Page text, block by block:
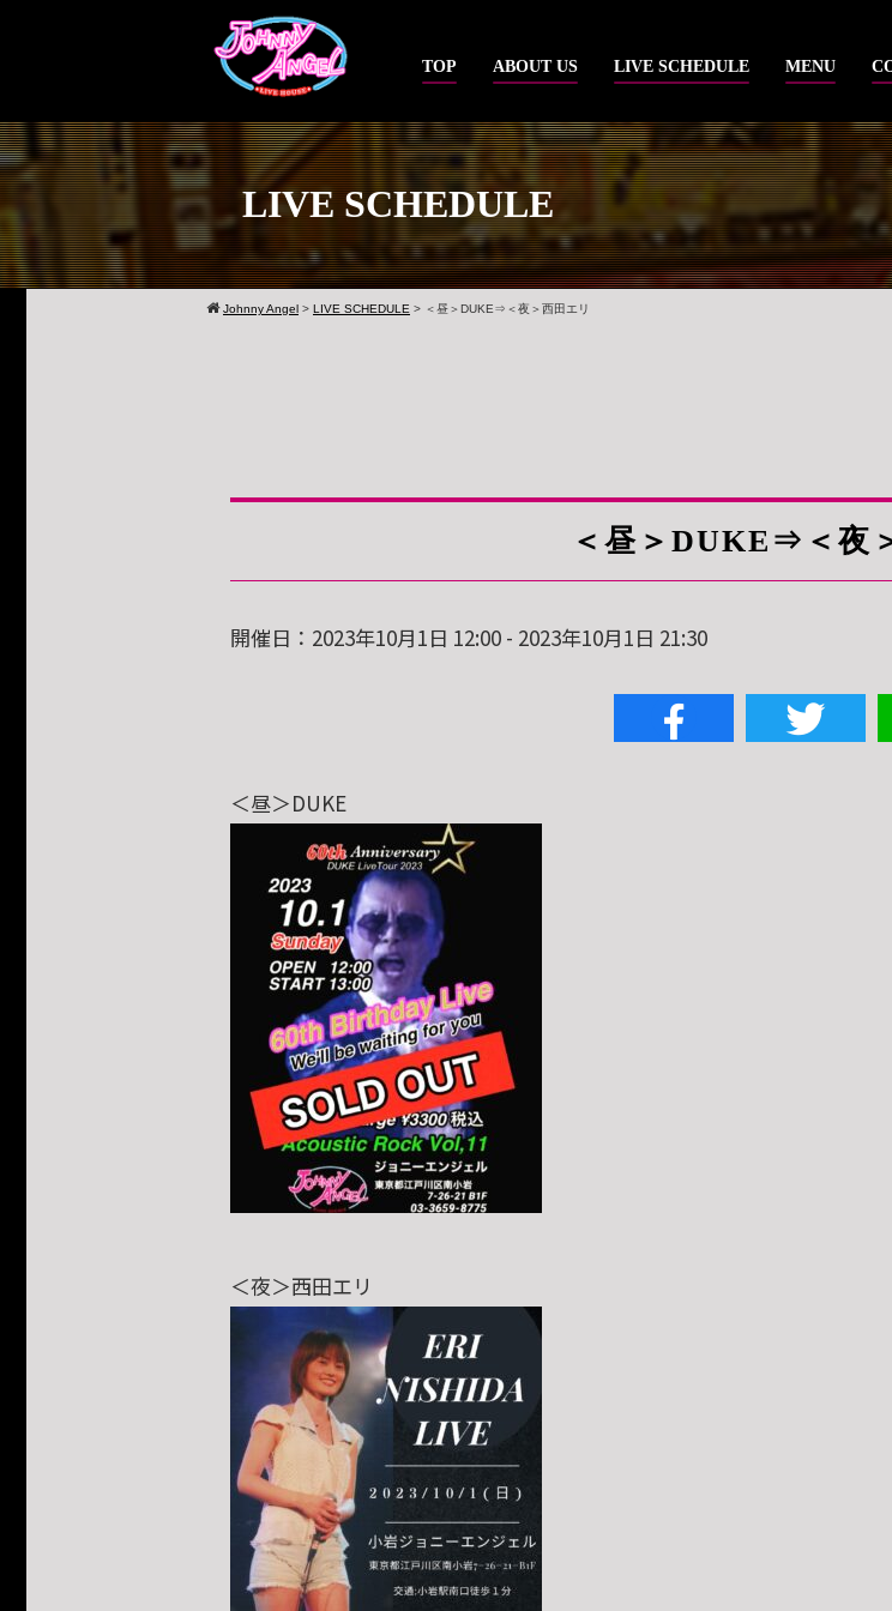
TOP ABOUT US LIVE SCHEDULE MENU
LIVE SCHEDULE
Johnny Angel > LIVE SCHEDULE > ＜昼＞DUKE⇒＜夜＞西田エリ
＜昼＞DUKE⇒＜夜
開催日：2023年10月1日 12:00 - 2023年10月1日 21:30
＜昼＞DUKE
＜夜＞西田エリ